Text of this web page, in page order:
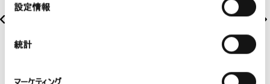
択
設定情報
統計